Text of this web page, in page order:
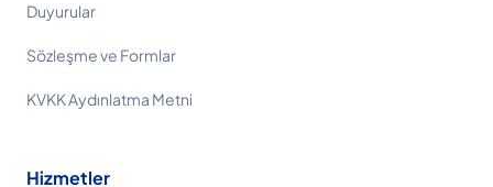
Duyurular
Sözleşme ve Formlar
KVKK Aydınlatma Metni
Hizmetler